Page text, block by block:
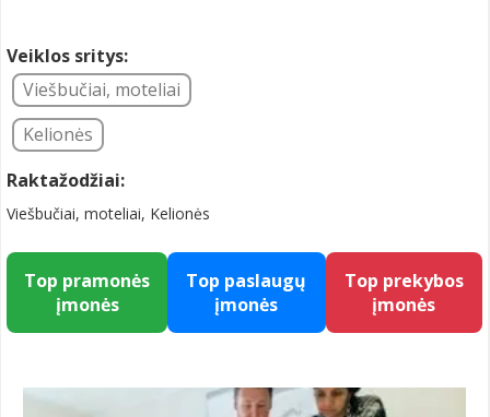
Veiklos sritys:
Viešbučiai, moteliai
Kelionės
Raktažodžiai:
Viešbučiai, moteliai, Kelionės
Top pramonės
įmonės
Top paslaugų
įmonės
Top prekybos
įmonės